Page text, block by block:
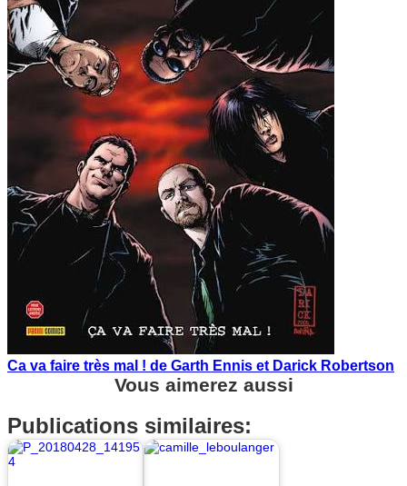
Ca va faire très mal ! de Garth Ennis et Darick Robertson
Vous aimerez aussi
Publications similaires: